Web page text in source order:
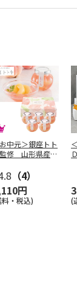
中元＞銀座トト
修 山形県産白
）
（4）
円
・税込) (